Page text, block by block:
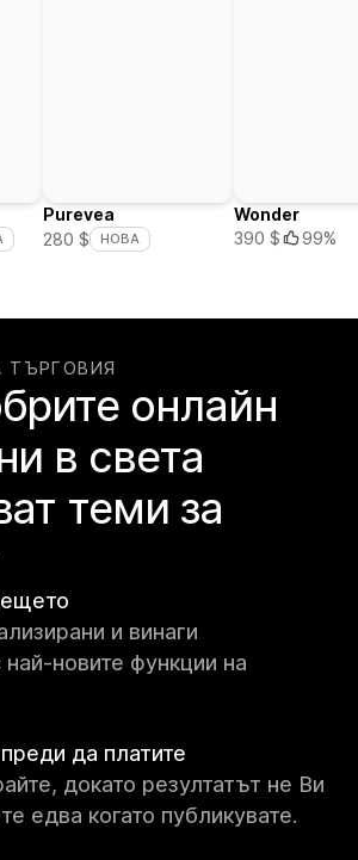
Purevea
280 $
НОВА
Wonder
390 $
99%
ТЪРГОВИЯ
онлайн
в света
теми за
и винаги
новите функции на
да платите
докато резултатът не Ви
едва когато публикувате.